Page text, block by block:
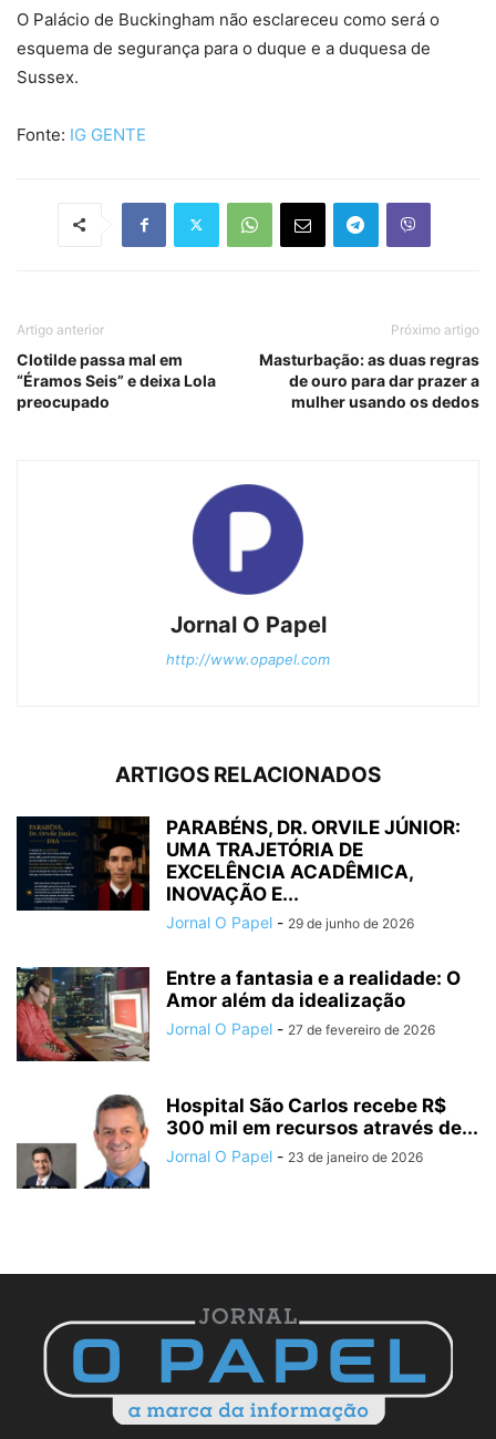
O Palácio de Buckingham não esclareceu como será o
esquema de segurança para o duque e a duquesa de
Sussex.
Fonte: IG GENTE
Artigo anterior
Clotilde passa mal em
“Éramos Seis” e deixa Lola
preocupado
Próximo artigo
Masturbação: as duas regras
de ouro para dar prazer a
mulher usando os dedos
Jornal O Papel
http://www.opapel.com
ARTIGOS RELACIONADOS
PARABÉNS, DR. ORVILE JÚNIOR:
UMA TRAJETÓRIA DE
EXCELÊNCIA ACADÊMICA,
INOVAÇÃO E...
Jornal O Papel - 29 de junho de 2026
Entre a fantasia e a realidade: O
Amor além da idealização
Jornal O Papel - 27 de fevereiro de 2026
Hospital São Carlos recebe R$
300 mil em recursos através de...
Jornal O Papel - 23 de janeiro de 2026